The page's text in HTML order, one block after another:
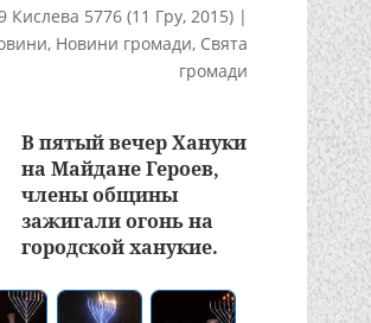
Кислева 5776 (11 Гру, 2015) |
, Новини громади, Свята
громади
В пятый вечер Хануки
на Майдане Героев,
члены общины
зажигали огонь на
городской ханукие.